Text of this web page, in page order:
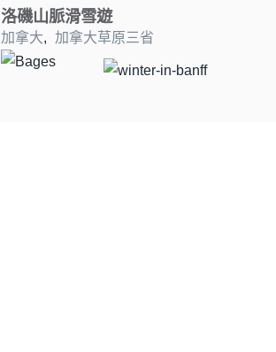
洛磯山脈滑雪遊
加拿大, 加拿大草原三省